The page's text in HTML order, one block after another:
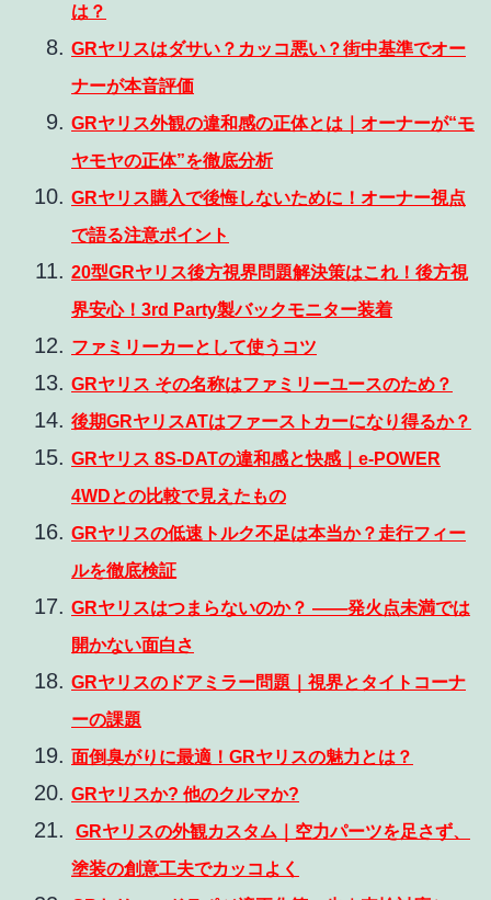
は？
GRヤリスはダサい？カッコ悪い？街中基準でオー
ナーが本音評価
GRヤリス外観の違和感の正体とは｜オーナーが“モ
ヤモヤの正体”を徹底分析
GRヤリス購入で後悔しないために！オーナー視点
で語る注意ポイント
20型GRヤリス後方視界問題解決策はこれ！後方視
界安心！3rd Party製バックモニター装着
ファミリーカーとして使うコツ
GRヤリス その名称はファミリーユースのため？
後期GRヤリスATはファーストカーになり得るか？
GRヤリス 8S-DATの違和感と快感｜e-POWER
4WDとの比較で見えたもの
GRヤリスの低速トルク不足は本当か？走行フィー
ルを徹底検証
GRヤリスはつまらないのか？ ――発火点未満では
開かない面白さ
GRヤリスのドアミラー問題｜視界とタイトコーナ
ーの課題
面倒臭がりに最適！GRヤリスの魅力とは？
GRヤリスか? 他のクルマか?
GRヤリスの外観カスタム｜空力パーツを足さず、
塗装の創意工夫でカッコよく